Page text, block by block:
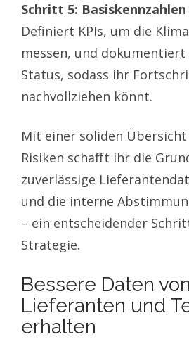
Schritt 5:
Definiert KPIs, um die
messen, und
Status, sodass ihr
nachvollziehen könnt.
Mit einer soliden
Risiken schafft ihr die
zuverlässige
und die interne
– ein entscheidender
Strategie.
Bessere Daten von
Lieferanten und
erhalten